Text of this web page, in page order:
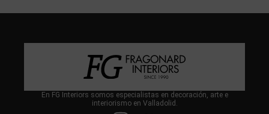
En FG Interiors somos especialistas en decoración, arte e
interiorismo en Valladolid.